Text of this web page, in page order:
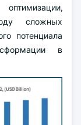
сложных
потенциала
в